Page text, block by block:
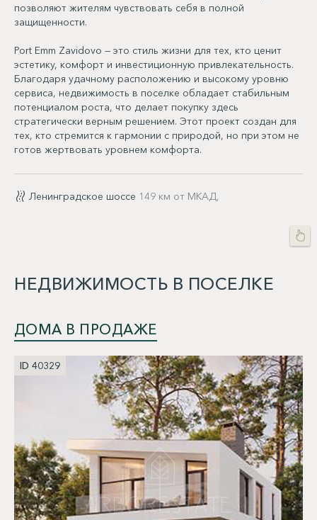
позволяют жителям чувствовать себя в полной
защищенности.
Port Emm Zavidovo — это стиль жизни для тех, кто ценит
эстетику, комфорт и инвестиционную привлекательность.
Благодаря удачному расположению и высокому уровню
сервиса, недвижимость в поселке обладает стабильным
потенциалом роста, что делает покупку здесь
стратегически верным решением. Этот проект создан для
тех, кто стремится к гармонии с природой, но при этом не
готов жертвовать уровнем комфорта.
Ленинградское шоссе 149 км от МКАД,
НЕДВИЖИМОСТЬ В ПОСЕЛКЕ
ДОМА В ПРОДАЖЕ
ID 40329